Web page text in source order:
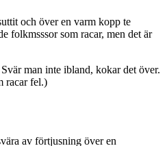
och över en varm kopp te
folkmsssor som racar, men det är
man inte ibland, kokar det över.
racar fel.)
av förtjusning över en